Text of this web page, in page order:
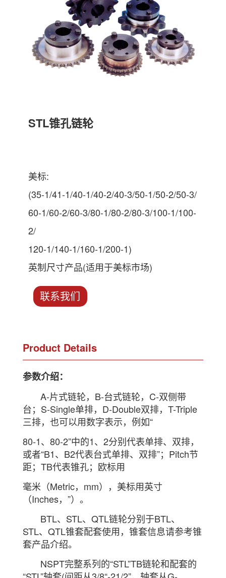
STL锥孔链轮
美标:
(35-1/41-1/40-1/40-2/40-3/50-1/50-2/50-3/
60-1/60-2/60-3/80-1/80-2/80-3/100-1/100-
2/
120-1/140-1/160-1/200-1)
英制尺寸产品(适用于美标市场)
联系我们
Product Details
参数介绍：
A-片式链轮，B-台式链轮，C-双侧带
台；S-Single单排，D-Double双排，T-Triple
三排，也可以用数字表示，例如“
80-1、80-2”中的1、2分别代表单排、双排，
或者“B1、B2代表台式单排、双排”；Pitch节
距；TB代表锥孔；欧标用
毫米（Metric，mm），美标用英寸
（Inches，”）。
BTL、STL、QTL链轮分别于BTL、
STL、QTL锥套配套使用，锥套信息请参考锥
套产品介绍。
NSPT完整系列的“STL”TB链轮和配套的